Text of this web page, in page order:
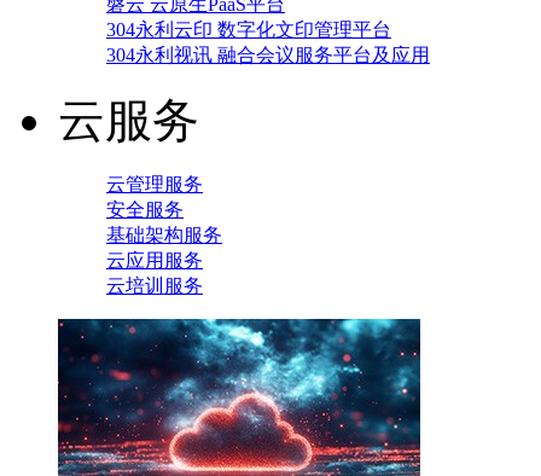
磐云 云原生PaaS平台
304永利云印 数字化文印管理平台
304永利视讯 融合会议服务平台及应用
云服务
云管理服务
安全服务
基础架构服务
云应用服务
云培训服务